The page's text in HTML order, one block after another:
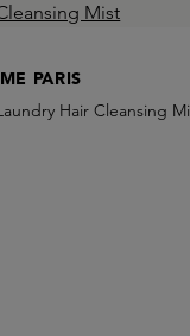
PARIS
Hair Cleansing